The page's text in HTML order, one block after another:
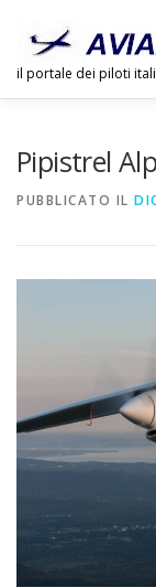
contenuto
il portale dei piloti
Pipistrel
PUBBLICATO IL